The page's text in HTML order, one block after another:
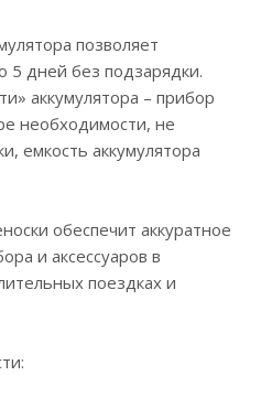
позволяет
5 дней без подзарядки.
аккумулятора – прибор
необходимости, не
емкость аккумулятора
обеспечит аккуратное
и аксессуаров в
поездках и